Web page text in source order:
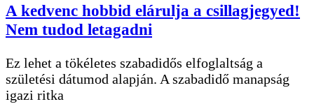
A kedvenc hobbid elárulja a csillagjegyed!
Nem tudod letagadni
Ez lehet a tökéletes szabadidős elfoglaltság a
születési dátumod alapján. A szabadidő manapság
igazi ritka